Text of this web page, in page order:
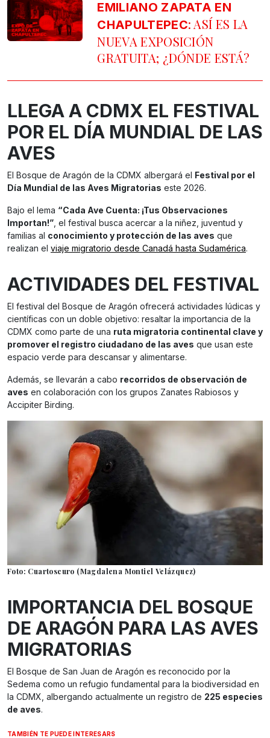
EMILIANO ZAPATA EN
CHAPULTEPEC: ASÍ ES LA
NUEVA EXPOSICIÓN
GRATUITA; ¿DÓNDE ESTÁ?
LLEGA A CDMX EL FESTIVAL
POR EL DÍA MUNDIAL DE LAS
AVES
El Bosque de Aragón de la CDMX albergará el
Festival por el
Día Mundial de las Aves Migratorias este 2026.
Bajo el lema “Cada Ave Cuenta: ¡Tus Observaciones
Importan!”, el festival busca acercar a la niñez, juventud y
familias al conocimiento y protección de las aves que
realizan el viaje migratorio desde Canadá hasta Sudamérica.
ACTIVIDADES DEL FESTIVAL
El festival del Bosque de Aragón ofrecerá actividades lúdicas y
científicas con un doble objetivo: resaltar la importancia de la
CDMX como parte de una ruta migratoria continental clave y
promover el registro ciudadano de las aves que usan este
espacio verde para descansar y alimentarse.
Además, se llevarán a cabo recorridos de observación de
aves en colaboración con los grupos Zanates Rabiosos y
Accipiter Birding.
Foto: Cuartoscuro (Magdalena Montiel Velázquez)
IMPORTANCIA DEL BOSQUE
DE ARAGÓN PARA LAS AVES
MIGRATORIAS
El Bosque de San Juan de Aragón es reconocido por la
Sedema como un refugio fundamental para la biodiversidad en
la CDMX, albergando actualmente un registro de 225 especies
de aves.
TAMBIÉN TE PUEDE INTERESARS